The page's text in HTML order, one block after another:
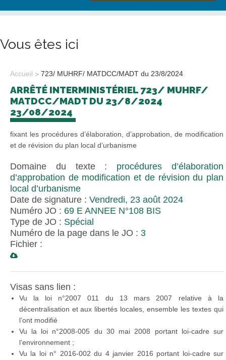
Vous êtes ici
Accueil 723/ MUHRF/ MATDCC/MADT du 23/8/2024
ARRÊTÉ INTERMINISTÉRIEL 723/ MUHRF/
MATDCC/MADT DU 23/8/2024
23/08/2024
fixant les procédures d’élaboration, d’approbation, de modification
et de révision du plan local d’urbanisme
Domaine du texte : procédures d’élaboration
d’approbation de modification et de révision du plan
local d’urbanisme
Date de signature : Vendredi, 23 août 2024
Numéro JO : 69 E ANNEE N°108 BIS
Type de JO : Spécial
Numéro de la page dans le JO : 3
Fichier :
Visas sans lien :
Vu la loi n°2007 011 du 13 mars 2007 relative à la
décentralisation et aux libertés locales, ensemble les textes qui
l’ont modifié
Vu la loi n°2008-005 du 30 mai 2008 portant loi-cadre sur
l’environnement ;
Vu la loi n° 2016-002 du 4 janvier 2016 portant loi-cadre sur